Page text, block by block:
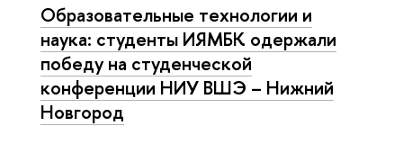
Образовательные технологии и
наука: студенты ИЯМБК одержали
победу на студенческой
конференции НИУ ВШЭ – Нижний
Новгород